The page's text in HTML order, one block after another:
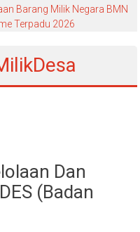
Barang Milik Negara BMN
Terpadu 2026
Dan
(Badan